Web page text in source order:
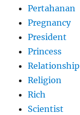
Pertahanan
Pregnancy
President
Princess
Relationship
Religion
Rich
Scientist